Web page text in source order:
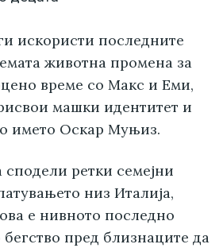
искористи последните
животна промена за
време со Макс и Еми,
машки идентитет и
името Оскар Муњиз.
сподели ретки семејни
низ Италија,
е нивното последно
пред близнаците да